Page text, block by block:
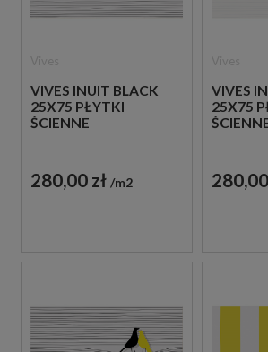
VIVES INUIT BLACK
25X75 PŁYTKI
ŚCIENNE
280,00 zł m2
VIVES
25X75